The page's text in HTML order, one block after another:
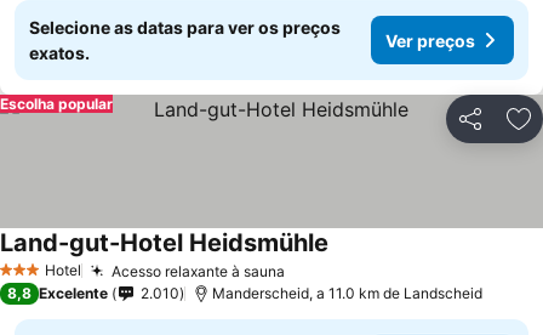
Selecione as datas para ver os preços
exatos.
Ver preços
Partilhar
Escolha popular
3 EstrelasHotel Acesso relaxante à sauna
Land-gut-Hotel Heidsmühle
8,8 Excelente 2.010 Manderscheid, a 11.0 km de Landscheid